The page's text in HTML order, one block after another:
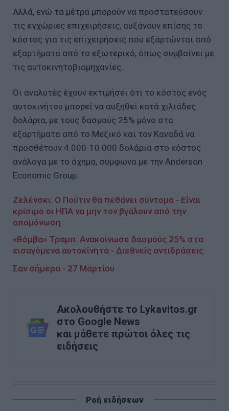
Αλλά, ενώ τα μέτρα μπορούν να προστατεύσουν
τις εγχώριες επιχειρήσεις, αυξάνουν επίσης το
κόστος για τις επιχειρήσεις που εξαρτώνται από
εξαρτήματα από το εξωτερικό, όπως συμβαίνει με
τις αυτοκινητοβιομηχανίες.
Οι αναλυτές έχουν εκτιμήσει ότι το κόστος ενός
αυτοκινήτου μπορεί να αυξηθεί κατά χιλιάδες
δολάρια, με τους δασμούς 25% μόνο στα
εξαρτήματα από το Μεξικό και τον Καναδά να
προσθέτουν 4.000-10.000 δολάρια στο κόστος
ανάλογα με το όχημα, σύμφωνα με την Anderson
Economic Group.
Ζελένσκι: Ο Πούτιν θα πεθάνει σύντομα - Είναι
κρίσιμο οι ΗΠΑ να μην τον βγάλουν από την
απομόνωση
«Βόμβα» Τραμπ: Ανακοίνωσε δασμούς 25% στα
εισαγόμενα αυτοκίνητα - Διεθνείς αντιδράσεις
Σαν σήμερα - 27 Μαρτίου
Ακολουθήστε το Lykavitos.gr
στο Google News
και μάθετε πρώτοι όλες τις
ειδήσεις
Ροή ειδήσεων